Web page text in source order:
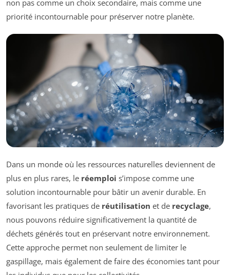
non pas comme un choix secondaire, mais comme une
priorité incontournable pour préserver notre planète.
Dans un monde où les ressources naturelles deviennent de
plus en plus rares, le réemploi s’impose comme une
solution incontournable pour bâtir un avenir durable. En
favorisant les pratiques de réutilisation et de recyclage,
nous pouvons réduire significativement la quantité de
déchets générés tout en préservant notre environnement.
Cette approche permet non seulement de limiter le
gaspillage, mais également de faire des économies tant pour